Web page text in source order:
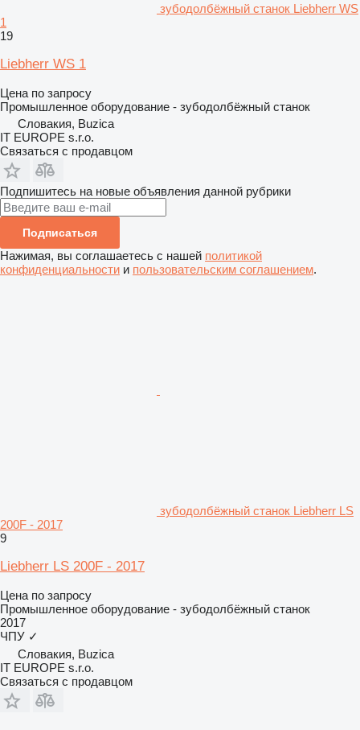
зубодолбёжный станок Liebherr WS
1
19
Liebherr WS 1
Цена по запросу
Промышленное оборудование - зубодолбёжный станок
Словакия, Buzica
IT EUROPE s.r.o.
Связаться с продавцом
Подпишитесь на новые объявления данной рубрики
Подписаться
Нажимая, вы соглашаетесь с нашей политикой
конфиденциальности и пользовательским соглашением.
зубодолбёжный станок Liebherr LS
200F - 2017
9
Liebherr LS 200F - 2017
Цена по запросу
Промышленное оборудование - зубодолбёжный станок
2017
ЧПУ ✓
Словакия, Buzica
IT EUROPE s.r.o.
Связаться с продавцом